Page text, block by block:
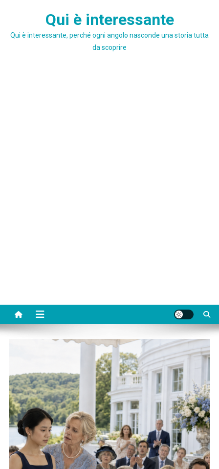
Qui è interessante
Qui è interessante, perché ogni angolo nasconde una storia tutta
da scoprire